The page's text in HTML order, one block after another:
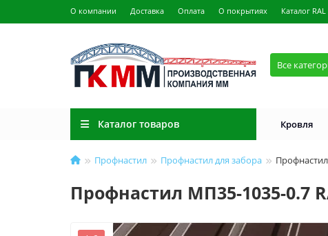
О компании Доставка Оплата О покрытиях Каталог RAL
Все
Каталог товаров Кровля
Профнастил Профнастил для забора
Профнастил МП35-1035-0.7